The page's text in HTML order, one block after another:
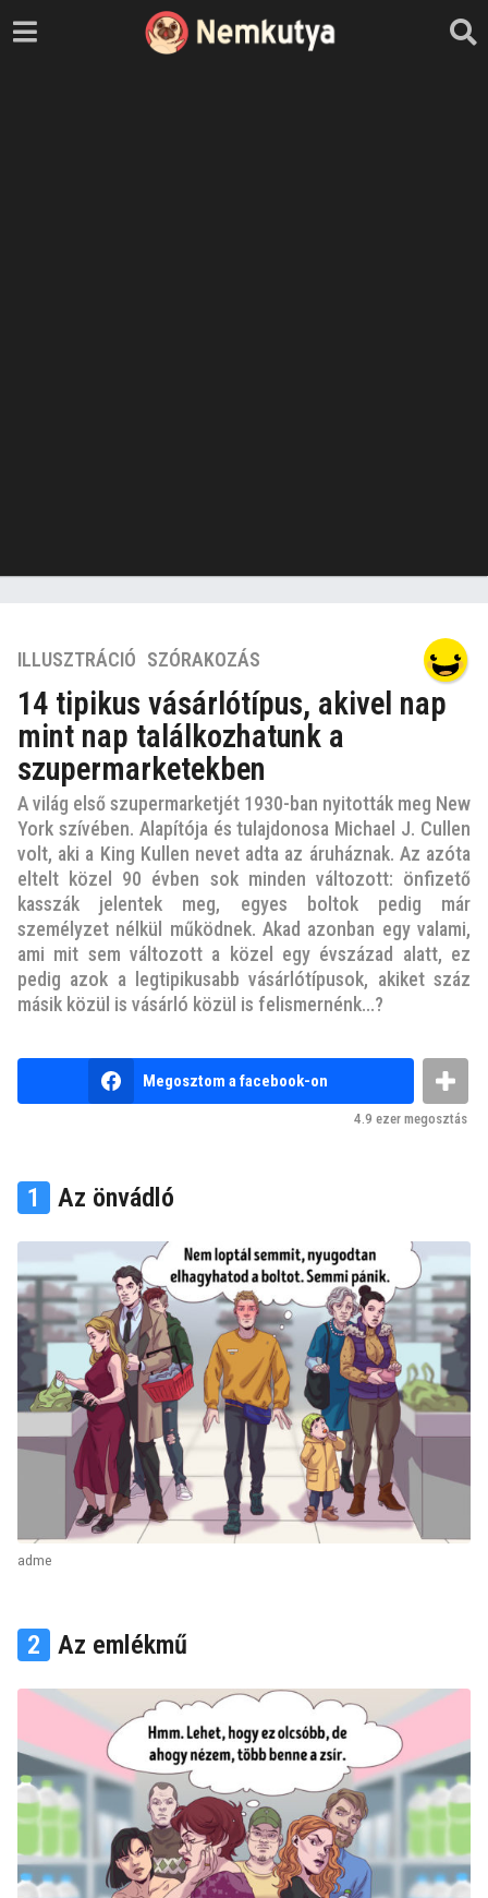
7
v
e
z
e
l
ő
t
7
é
v
e
e
ILLUSZTRÁCIÓ ,SZÓRAKOZÁS
14 tipikus vásárlótípus, akivel nap
mint nap találkozhatunk a
szupermarketekben
A világ első szupermarketjét 1930-ban nyitották meg New
York szívében. Alapítója és tulajdonosa Michael J. Cullen
volt, aki a King Kullen nevet adta az áruháznak. Az azóta
eltelt közel 90 évben sok minden változott: önfizető
kasszák jelentek meg, egyes boltok pedig már
személyzet nélkül működnek. Akad azonban egy valami,
ami mit sem változott a közel egy évszázad alatt, ez
pedig azok a legtipikusabb vásárlótípusok, akiket száz
másik közül is vásárló közül is felismernénk...?
n
u
t
Megosztom a facebook-on
4.9 ezer megosztás
1 Az önvádló
adme
2 Az emlékmű